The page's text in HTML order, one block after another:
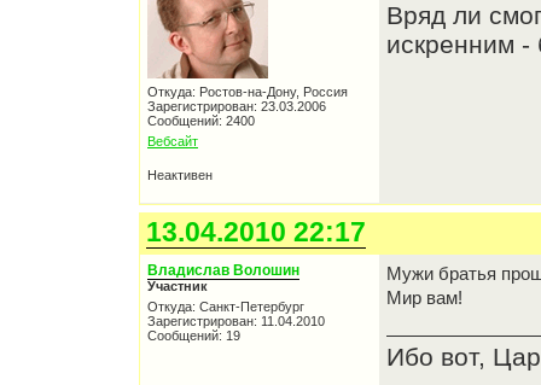
Откуда: Ростов-на-Дону, Россия
Зарегистрирован: 23.03.2006
Сообщений: 2400
Вебсайт
Вряд ли
искренним -
Неактивен
13.04.2010 22:17
Владислав Волошин
Участник
Откуда: Санкт-Петербург
Зарегистрирован: 11.04.2010
Сообщений: 19
Мужи братья
Мир вам!
Ибо вот,